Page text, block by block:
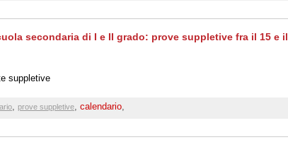
secondaria di I e II grado: prove suppletive fra il 15 e il
suppletive
, prove suppletive, calendario,